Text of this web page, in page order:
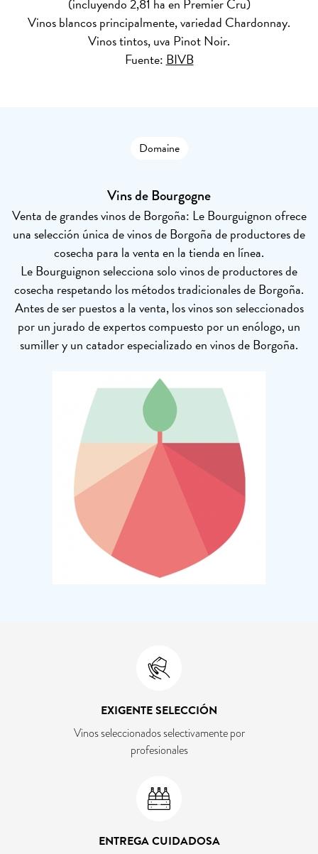
Vinos blancos principalmente, variedad Chardonnay.
Vinos tintos, uva Pinot Noir.
Fuente: BIVB
Domaine
Vins de Bourgogne
Venta de grandes vinos de Borgoña: Le Bourguignon ofrece
una selección única de vinos de Borgoña de productores de
cosecha para la venta en la tienda en línea.
Le Bourguignon selecciona solo vinos de productores de
cosecha respetando los métodos tradicionales de Borgoña.
Antes de ser puestos a la venta, los vinos son seleccionados
por un jurado de expertos compuesto por un enólogo, un
sumiller y un catador especializado en vinos de Borgoña.
EXIGENTE SELECCIÓN
Vinos seleccionados selectivamente por
profesionales
ENTREGA CUIDADOSA